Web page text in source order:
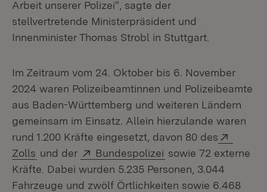
Arbeit unserer Polizei“, sagte der
stellvertretende Ministerpräsident und
Innenminister Thomas Strobl in Stuttgart.
Im Zeitraum vom 24. Oktober bis 6. November
2024 waren Polizeibeamtinnen und Polizeibeamte
aus Baden-Württemberg und weiteren Ländern
gemeinsam im Einsatz. Allein hierzulande waren
rund 1.200 Kräfte eingesetzt, davon 80 des
Zolls (Öffnet in neuem Fenster)
und der Extern:
Bundespolizei (Öffnet in neuem
sowie 72 externe
Kräfte. Dabei wurden 5.235 Personen, 3.044
Fahrzeuge und zwölf Örtlichkeiten sowie 6.468